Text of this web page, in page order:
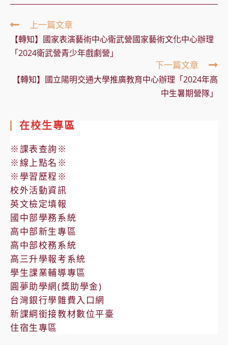
Read
more
articles
上一篇文章
【轉知】國家表演藝術中心衛武營國家藝術文化中心辦理
「2024衛武營青少年戲劇營」
下一篇文章
【轉知】國立陽明交通大學推廣教育中心辦理「2024年高
中生暑期營隊」
在校生專區
※課表查詢※
※線上點名※
※學習歷程※
校外活動資訊
英文檢定填報
國中部學務系統
高中部新生專區
高中部校務系統
高三升學報考系統
學生課業輔導專區
圓夢助學網(獎助學金)
台灣銀行學雜費入口網
新課綱銜接教材數位平臺
住宿生專區